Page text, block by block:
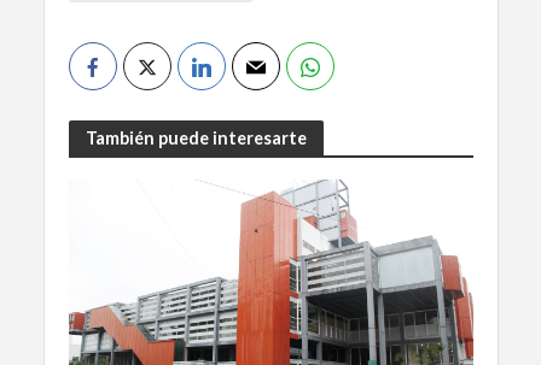
También puede interesarte